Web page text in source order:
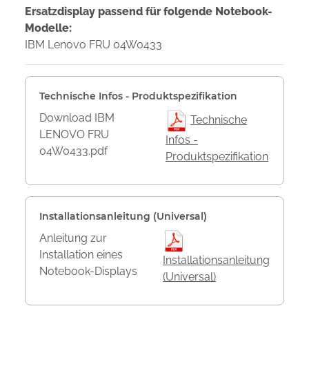
Ersatzdisplay passend für folgende Notebook-
Modelle:
IBM Lenovo FRU 04W0433
Technische Infos - Produktspezifikation
Download IBM
LENOVO FRU
04W0433.pdf
Technische
Infos -
Produktspezifikation
Installationsanleitung (Universal)
Anleitung zur
Installation eines
Notebook-Displays
Installationsanleitung
(Universal)